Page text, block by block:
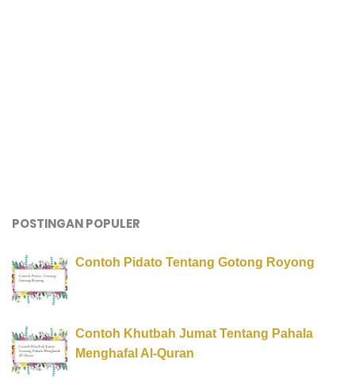
POSTINGAN POPULER
Contoh Pidato Tentang Gotong Royong
Contoh Khutbah Jumat Tentang Pahala
Menghafal Al-Quran